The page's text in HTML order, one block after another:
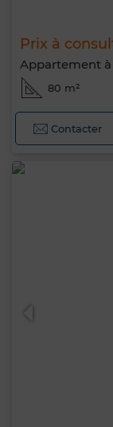
Prix à
Appartement à
80 m²
Contacter